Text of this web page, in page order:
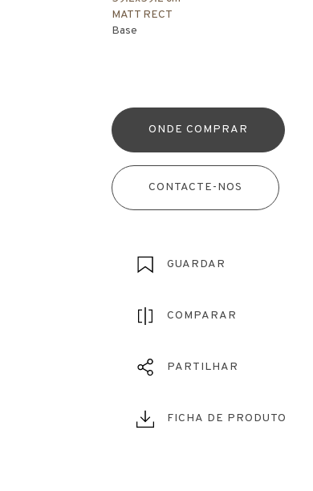
MATT RECT
Base
ONDE COMPRAR
CONTACTE-NOS
GUARDAR
COMPARAR
PARTILHAR
FICHA DE PRODUTO